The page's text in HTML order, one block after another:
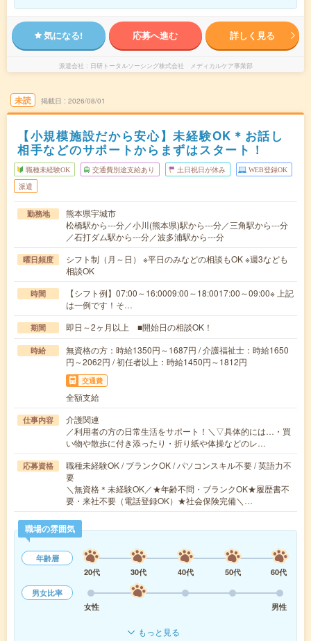
気になる! 応募へ進む 詳しく見る
派遣会社 日研トータルソーシング株式会社 メディカルケア事業部
未読 掲載日 2026/08/01
【小規模施設だから安心】未経験OK＊お話し
相手などのサポートからまずはスタート！
職種未経験OK 交通費別途支給あり 土日祝日が休み WEB登録OK
派遣
勤務地
熊本県宇城市
松橋駅から---分／小川(熊本県)駅から---分／三角駅から---分
／石打ダム駅から---分／波多浦駅から---分
曜日頻度
シフト制（月～日） ※平日のみなどの相談もOK ※週3なども
相談OK
時間
【シフト例】07:00～16:0009:00～18:0017:00～09:00※ 上記
は一例です！そ…
期間 即日～2ヶ月以上 ■開始日の相談OK！
時給
無資格の方：時給1350円～1687円 / 介護福祉士：時給1650
円～2062円 / 初任者以上：時給1450円～1812円
交通費
全額支給
仕事内容
介護関連
／利用者の方の日常生活をサポート！＼▽具体的には…・買
い物や散歩に付き添ったり・折り紙や体操などのレ…
応募資格
職種未経験OK / ブランクOK / パソコンスキル不要 / 英語力不
要
＼無資格＊未経験OK／★年齢不問・ブランクOK★履歴書不
要・来社不要（電話登録OK）★社会保険完備＼…
職場の雰囲気
年齢層
20代
30代 40代 50代
60代
男女比率
女性
男性
もっと見る